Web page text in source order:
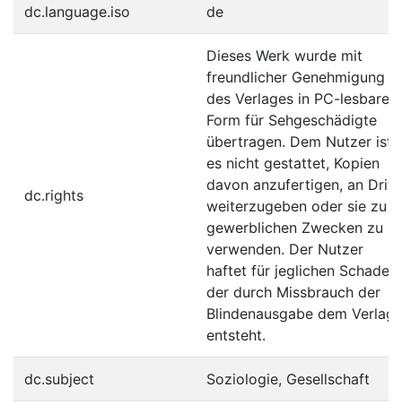
dc.language.iso de
dc.rights
Dieses Werk wurde mit
freundlicher Genehmigung
des Verlages in PC-lesbare
Form für Sehgeschädigte
übertragen. Dem Nutzer ist
es nicht gestattet, Kopien
davon anzufertigen, an
weiterzugeben oder sie zu
gewerblichen Zwecken zu
verwenden. Der Nutzer
haftet für jeglichen Schaden,
der durch Missbrauch der
Blindenausgabe dem Verlag
entsteht.
dc.subject Soziologie, Gesellschaft